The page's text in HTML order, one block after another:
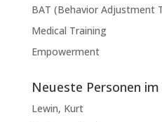
BAT (Behavior Adjustment
Medical Training
Empowerment
Neueste Personen
Lewin, Kurt